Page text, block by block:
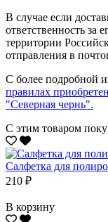
В случае если
ответственность за
территории
отправления в
С более подробной
правилах
"Северная чернь".
С этим товаром
Салфетка для
210 ₽
В корзину